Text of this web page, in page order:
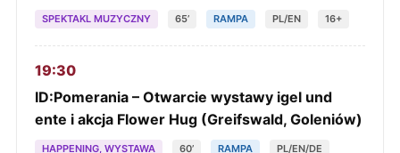
SPEKTAKL MUZYCZNY 65’ RAMPA PL/EN 16+
19:30
ID:Pomerania – Otwarcie wystawy igel und
ente i akcja Flower Hug (Greifswald, Goleniów)
HAPPENING, WYSTAWA 60’ RAMPA PL/EN/DE